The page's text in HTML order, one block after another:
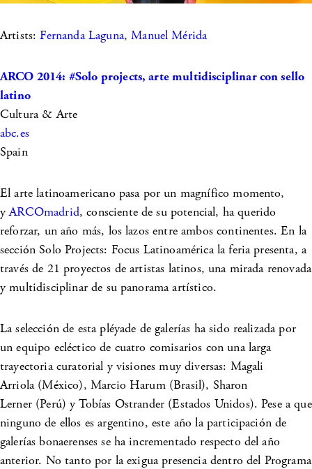
Artists:Fernanda Laguna,Manuel Mérida
ARCO 2014: #Solo projects, arte multidisciplinar con sello
latino
Cultura & Arte
abc.es
Spain
El arte latinoamericano pasa por un magnífico momento,
yARCOmadrid, consciente de su potencial, ha querido
reforzar, un año más, los lazos entre ambos continentes. En la
sección Solo Projects: Focus Latinoamérica la feria presenta, a
través de 21 proyectos de artistas latinos, una mirada renovada
y multidisciplinar de su panorama artístico.
La selección de esta pléyade de galerías ha sido realizada por
un equipo ecléctico de cuatro comisarios con una larga
trayectoria curatorial y visiones muy diversas: Magali
Arriola (México), Marcio Harum (Brasil), Sharon
Lerner (Perú) y Tobías Ostrander (Estados Unidos). Pese a que
ninguno de ellos es argentino, este año la participación de
galerías bonaerenses se ha incrementado respecto del año
anterior. No tanto por la exigua presencia dentro del Programa